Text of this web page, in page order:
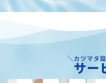
＼カツマタ
サー